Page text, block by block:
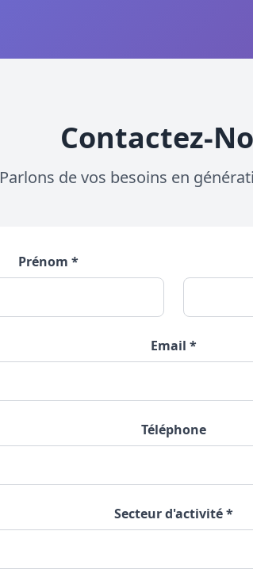
Contactez-
Parlons de vos besoins en
Prénom *
Email *
Téléphone
Secteur d'activité *